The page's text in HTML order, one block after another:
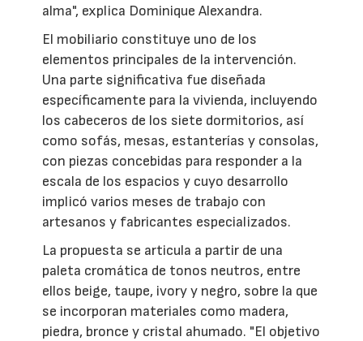
alma", explica Dominique Alexandra.
El mobiliario constituye uno de los
elementos principales de la intervención.
Una parte significativa fue diseñada
específicamente para la vivienda, incluyendo
los cabeceros de los siete dormitorios, así
como sofás, mesas, estanterías y consolas,
con piezas concebidas para responder a la
escala de los espacios y cuyo desarrollo
implicó varios meses de trabajo con
artesanos y fabricantes especializados.
La propuesta se articula a partir de una
paleta cromática de tonos neutros, entre
ellos beige, taupe, ivory y negro, sobre la que
se incorporan materiales como madera,
piedra, bronce y cristal ahumado. "El objetivo